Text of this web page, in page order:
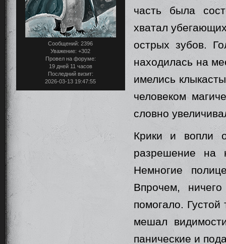
Сообщений: 2396
Уважение: +302
Провел на форуме:
19 дней 11 часов
Последний визит:
2026-03-13 19:47:55
часть была
хватал
острых зубов.
находилась на
имелись
человеком
словно
Крики и вопли
разрешение на
Немногие
Впрочем,
помогало.
мешал
панические и